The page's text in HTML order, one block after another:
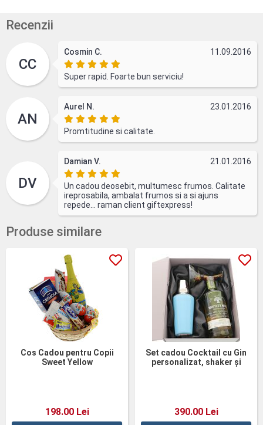
Recenzii
CC
Cosmin C. 11.09.2016
Super rapid. Foarte bun serviciu!
AN
Aurel N. 23.01.2016
Promtitudine si calitate.
DV
Damian V. 21.01.2016
Un cadou deosebit, multumesc frumos. Calitate
ireprosabila, ambalat frumos si a si ajuns
repede... raman client giftexpress!
Produse similare
Cos Cadou pentru Copii
Sweet Yellow
198.00 Lei
Set cadou Cocktail cu Gin
personalizat, shaker și
390.00 Lei